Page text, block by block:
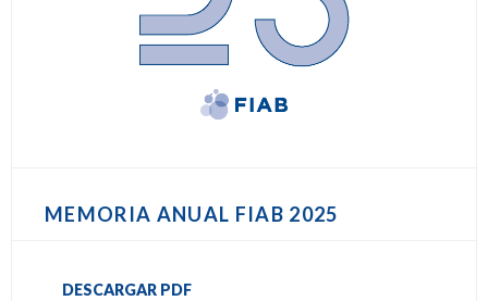
MEMORIA ANUAL FIAB 2025
DESCARGAR PDF